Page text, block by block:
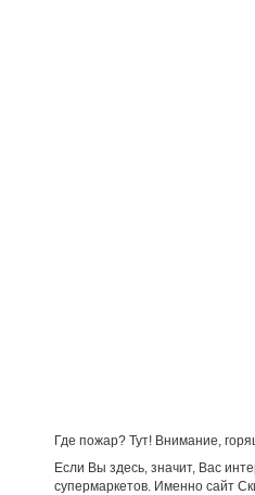
Где пожар? Тут! Внимание,
Если Вы здесь, значит, Вас
супермаркетов. Именно сайт